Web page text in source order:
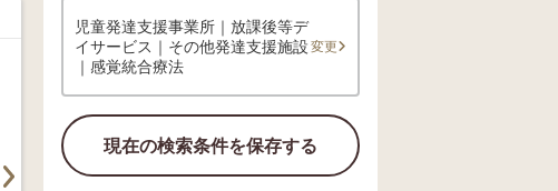
児童発達支援事業所｜放課後等デ
イサービス｜その他発達支援施設
｜感覚統合療法
変更
現在の検索条件を保存する